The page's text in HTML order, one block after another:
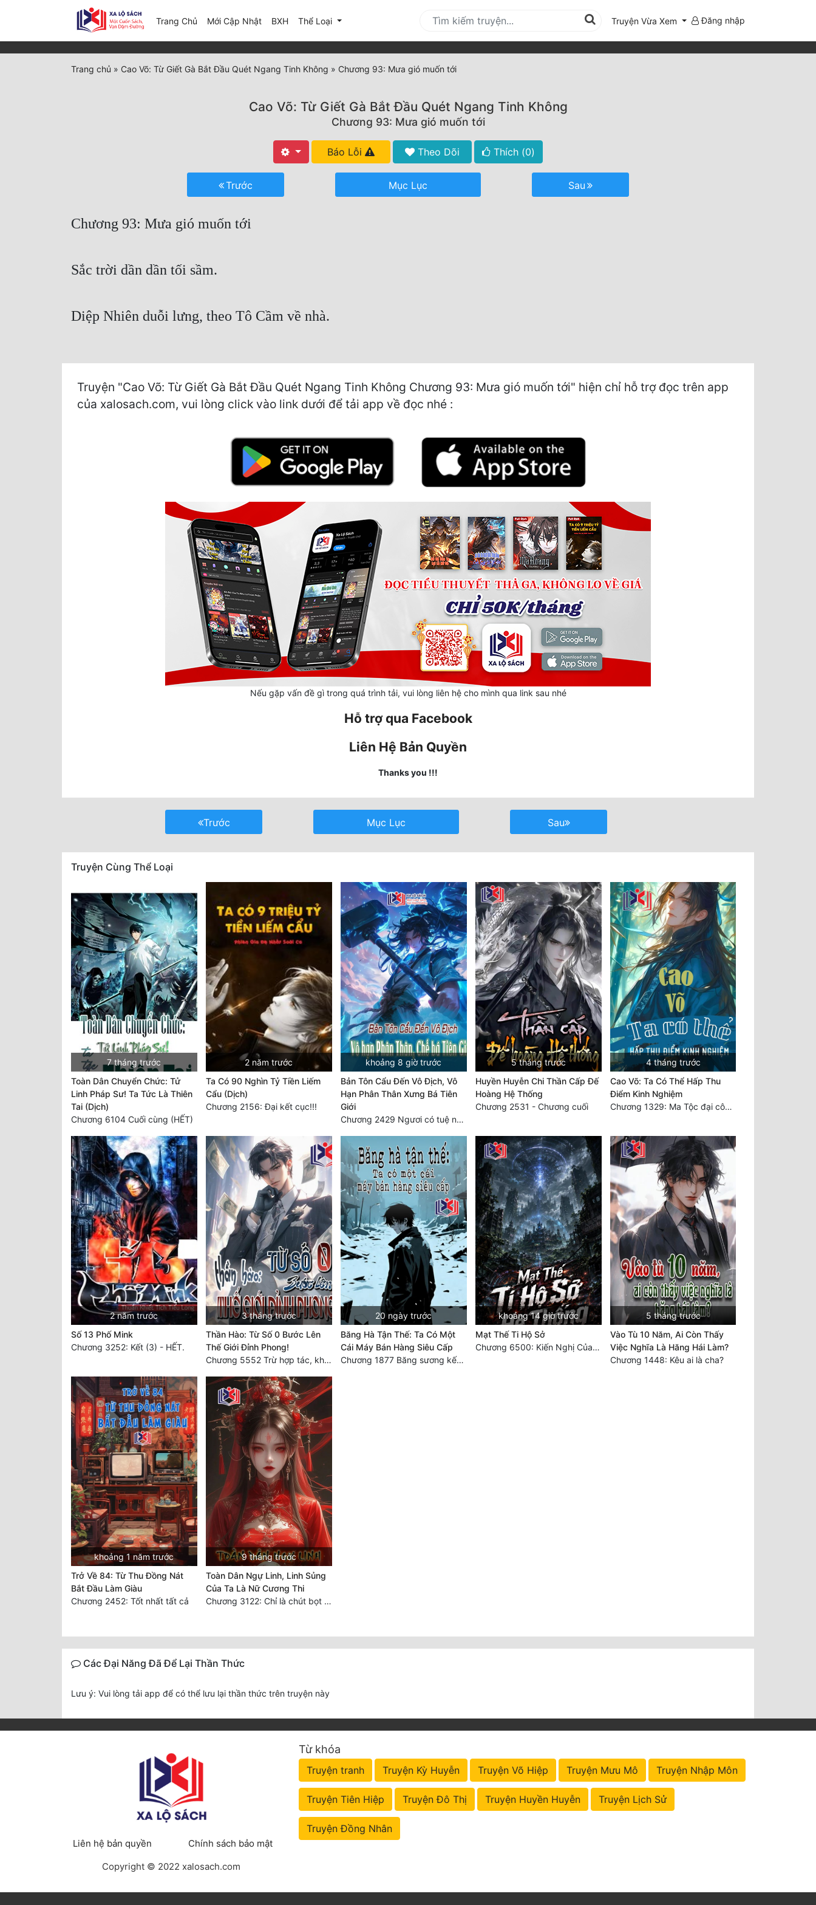
Trang Chủ Mới Cập Nhật(current)
BXH Thể Loại Truyện Vừa Xem Đăng nhập
Trang chủ » Cao Võ: Từ Giết Gà Bắt Đầu Quét Ngang Tinh Không » Chương 93: Mưa gió muốn tới
Cao Võ: Từ Giết Gà Bắt Đầu Quét Ngang Tinh Không
Chương 93: Mưa gió muốn tới
Báo Lỗi Theo Dõi Thích (0)
Trước Mục Lục Sau
Chương 93: Mưa gió muốn tới
Sắc trời dần dần tối sầm.
Diệp Nhiên duỗi lưng, theo Tô Cầm về nhà.
Truyện "Cao Võ: Từ Giết Gà Bắt Đầu Quét Ngang Tinh Không Chương 93: Mưa gió muốn tới" hiện chỉ hỗ trợ đọc trên app
của xalosach.com, vui lòng click vào link dưới để tải app về đọc nhé :
Nếu gặp vấn đề gì trong quá trình tải, vui lòng liên hệ cho mình qua link sau nhé
Hỗ trợ qua Facebook
Liên Hệ Bản Quyền
Thanks you !!!
Trước Mục Lục Sau
Truyện Cùng Thể Loại
7 tháng trước
Toàn Dân Chuyển Chức: Tử
Linh Pháp Sư! Ta Tức Là Thiên
Tai (Dịch)
Chương 6104 Cuối cùng (HẾT)
2 năm trước
Ta Có 90 Nghìn Tỷ Tiền Liếm
Cẩu (Dịch)
Chương 2156: Đại kết cục!!!
khoảng 8 giờ trước
Bản Tôn Cẩu Đến Vô Địch, Vô
Hạn Phân Thân Xưng Bá Tiên
Giới
Chương 2429 Ngươi có tuệ nhãn? Ta có...
5 tháng trước
Huyền Huyễn Chi Thần Cấp Đế
Hoàng Hệ Thống
Chương 2531 - Chương cuối
4 tháng trước
Cao Võ: Ta Có Thể Hấp Thu
Điểm Kinh Nghiệm
Chương 1329: Ma Tộc đại công chúa Thương Nguyệt
2 năm trước
Số 13 Phố Mink
Chương 3252: Kết (3) - HẾT.
3 tháng trước
Thần Hào: Từ Số 0 Bước Lên
Thế Giới Đỉnh Phong!
Chương 5552 Trừ hợp tác, không còn cách nào khác!
20 ngày trước
Băng Hà Tận Thế: Ta Có Một
Cái Máy Bán Hàng Siêu Cấp
Chương 1877 Băng sương kết giới
khoảng 14 giờ trước
Mạt Thế Ti Hộ Sở
Chương 6500: Kiến Nghị Của Vân Lục
5 tháng trước
Vào Tù 10 Năm, Ai Còn Thấy
Việc Nghĩa Là Hăng Hái Làm?
Chương 1448: Kêu ai là cha?
khoảng 1 năm trước
Trở Về 84: Từ Thu Đồng Nát
Bắt Đầu Làm Giàu
Chương 2452: Tốt nhất tất cả
9 tháng trước
Toàn Dân Ngự Linh, Linh Sủng
Của Ta Là Nữ Cương Thi
Chương 3122: Chỉ là chút bọt nước! Điều kiện và tài liệu!**
Các Đại Năng Đã Để Lại Thần Thức
Lưu ý: Vui lòng tải app để có thể lưu lại thần thức trên truyện này
Liên hệ bản quyền
Chính sách bảo mật
Copyright © 2022 xalosach.com
Từ khóa
Truyện tranh Truyện Kỳ Huyễn Truyện Võ Hiệp Truyện Mưu Mô Truyện Nhập Môn
Truyện Tiên Hiệp Truyện Đô Thị Truyện Huyền Huyễn Truyện Lịch Sử
Truyện Đồng Nhân